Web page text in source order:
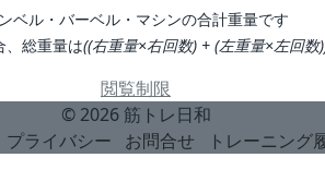
ベル・バーベル・マシンの合計重量です
総重量は((右重量×右回数) + (左重量×左回数
閲覧制限
© 2026 筋トレ日和
プライバシー お問合せ トレーニング